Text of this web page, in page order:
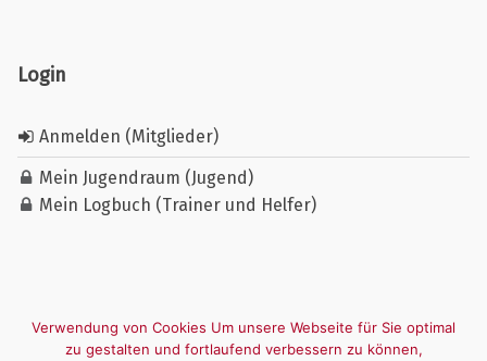
Login
Anmelden (Mitglieder)
Mein Jugendraum (Jugend)
Mein Logbuch (Trainer und Helfer)
Verwendung von Cookies Um unsere Webseite für Sie optimal
zu gestalten und fortlaufend verbessern zu können,